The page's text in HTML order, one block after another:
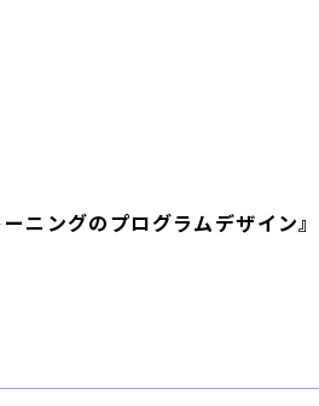
ニングのプログラムデザイン』